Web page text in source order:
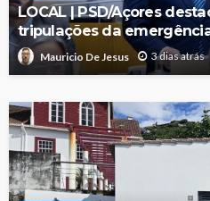
LOCAL | PSD/Açores
tripulações da
Mauricio De Jesus 3 dias atrás